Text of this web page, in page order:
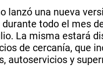
lanzó una nueva
todo el mes
La misma estará
de cercanía, que
autoservicios y